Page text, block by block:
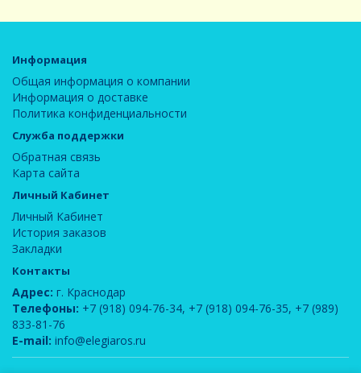
Информация
Общая информация о компании
Информация о доставке
Политика конфиденциальности
Служба поддержки
Обратная связь
Карта сайта
Личный Кабинет
Личный Кабинет
История заказов
Закладки
Контакты
Адрес: г. Краснодар
Телефоны: +7 (918) 094-76-34, +7 (918) 094-76-35, +7 (989)
833-81-76
E-mail: info@elegiaros.ru